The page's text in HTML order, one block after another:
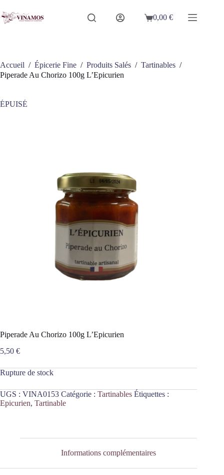
au
contenu
Panier
0,00€
Accueil / Épicerie Fine / Produits Salés / Tartinables /
Piperade Au Chorizo 100g L’Epicurien
ÉPUISÉ
Piperade Au Chorizo 100g L’Epicurien
5,50 €
Rupture de stock
UGS : VINA0153 Catégorie : Tartinables Étiquettes :
Epicurien, Tartinable
Informations complémentaires